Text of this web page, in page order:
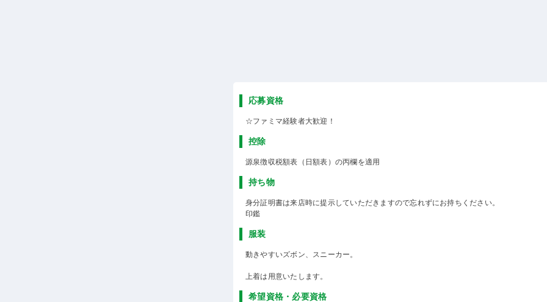
応募資格
☆ファミマ経験者大歓迎！
控除
源泉徴収税額表（日額表）の丙欄を適用
持ち物
身分証明書は来店時に提示していただきますので忘れずにお持ちください。
印鑑
服装
動きやすいズボン、スニーカー。
上着は用意いたします。
希望資格・必要資格